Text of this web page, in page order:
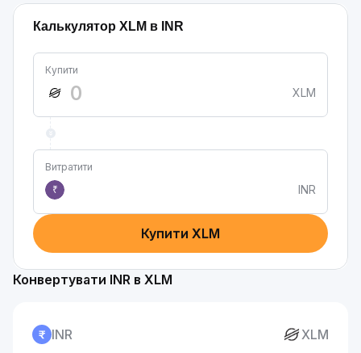
Калькулятор XLM в INR
Купити
XLM
Витратити
₹
INR
Купити XLM
Конвертувати INR в XLM
INR XLM